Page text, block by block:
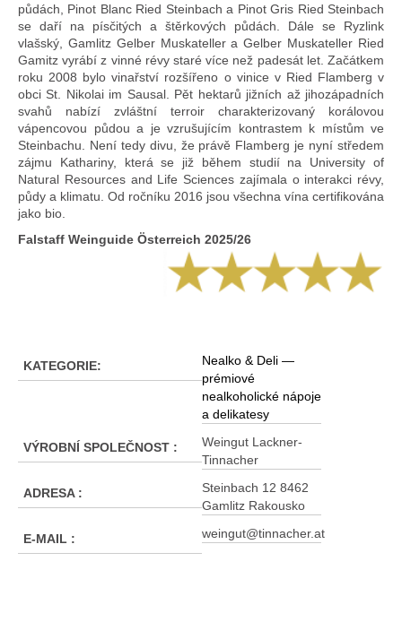
půdách, Pinot Blanc Ried Steinbach a Pinot Gris Ried Steinbach
se daří na písčitých a štěrkových půdách. Dále se Ryzlink
vlašský, Gamlitz Gelber Muskateller a Gelber Muskateller Ried
Gamitz vyrábí z vinné révy staré více než padesát let. Začátkem
roku 2008 bylo vinařství rozšířeno o vinice v Ried Flamberg v
obci St. Nikolai im Sausal. Pět hektarů jižních až jihozápadních
svahů nabízí zvláštní terroir charakterizovaný korálovou
vápencovou půdou a je vzrušujícím kontrastem k místům ve
Steinbachu. Není tedy divu, že právě Flamberg je nyní středem
zájmu Kathariny, která se již během studií na University of
Natural Resources and Life Sciences zajímala o interakci révy,
půdy a klimatu. Od ročníku 2016 jsou všechna vína certifikována
jako bio.
Falstaff Weinguide Österreich 2025/26
KATEGORIE:
Nealko & Deli —
prémiové
nealkoholické nápoje
a delikatesy
VÝROBNÍ SPOLEČNOST :
Weingut Lackner-
Tinnacher
ADRESA :
Steinbach 12 8462
Gamlitz Rakousko
E-MAIL : weingut@tinnacher.at